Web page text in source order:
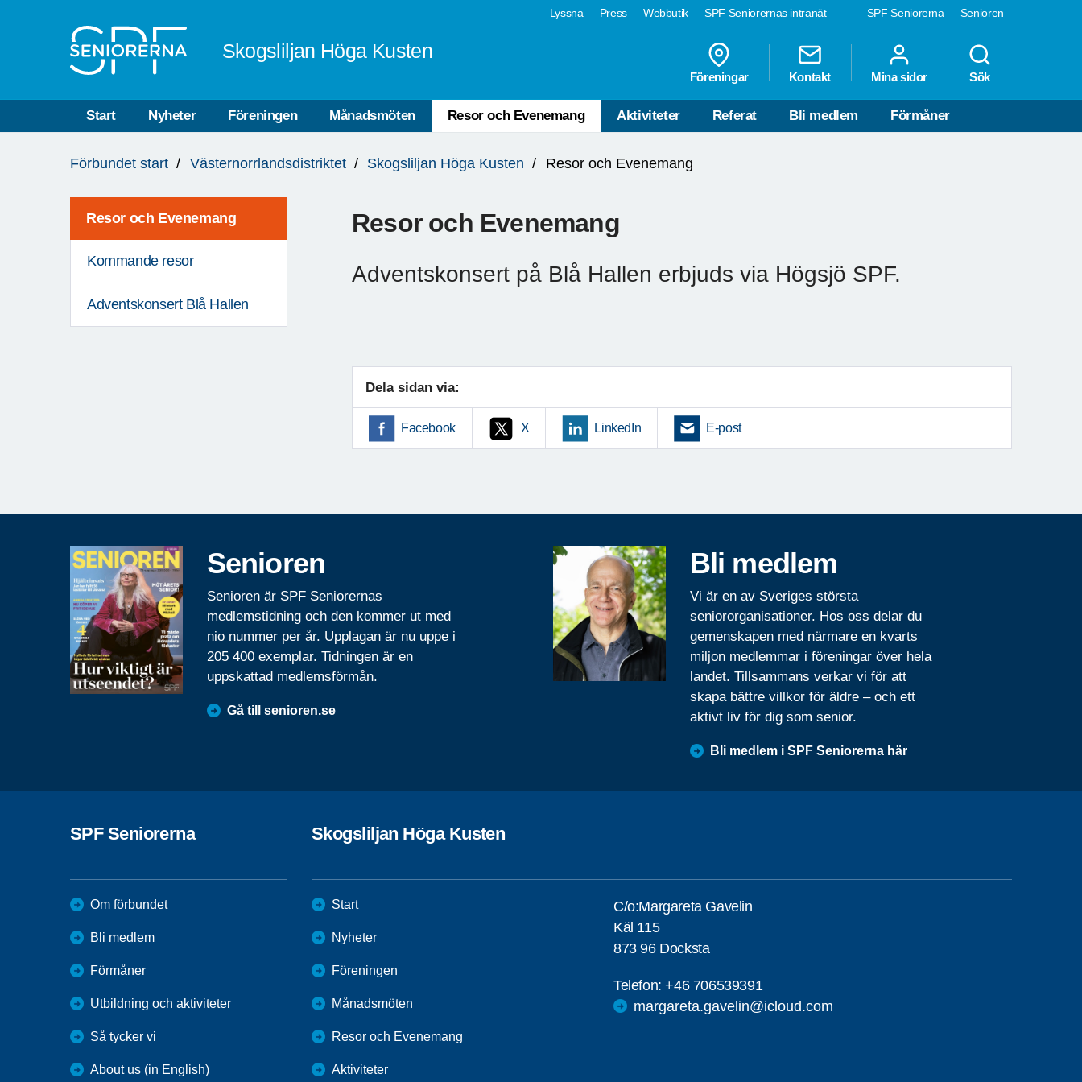
SPF Seniorerna Senioren
Lyssna Press Webbutik SPF Seniorernas intranät
Skogsliljan Höga Kusten
Föreningar Kontakt Mina sidor Sök
Start Nyheter Föreningen Månadsmöten Resor och Evenemang Aktiviteter Referat Bli medlem Förmåner
är
Förbundet start Västernorrlandsdistriktet Skogsliljan Höga Kusten Resor och Evenemang
Resor och Evenemang
Kommande resor
Adventskonsert Blå Hallen
Resor och Evenemang
Adventskonsert på Blå Hallen erbjuds via Högsjö SPF.
Dela sidan via:
Facebook X LinkedIn E-post
Senioren
Senioren är SPF Seniorernas
medlemstidning och den kommer ut med
nio nummer per år. Upplagan är nu uppe i
205 400 exemplar. Tidningen är en
uppskattad medlemsförmån.
Gå till senioren.se
Bli medlem
Vi är en av Sveriges största
seniororganisationer. Hos oss delar du
gemenskapen med närmare en kvarts
miljon medlemmar i föreningar över hela
landet. Tillsammans verkar vi för att
skapa bättre villkor för äldre – och ett
aktivt liv för dig som senior.
Bli medlem i SPF Seniorerna här
SPF Seniorerna
Om förbundet
Bli medlem
Förmåner
Utbildning och aktiviteter
Så tycker vi
About us (in English)
Skogsliljan Höga Kusten
Start
Nyheter
Föreningen
Månadsmöten
Resor och Evenemang
Aktiviteter
C/o:Margareta Gavelin
Käl 115
873 96 Docksta
Telefon:+46 706539391
margareta.gavelin@icloud.com